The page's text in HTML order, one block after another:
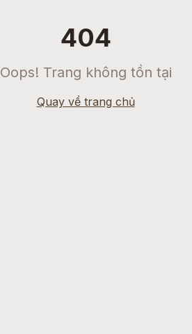
404
Oops! Trang không tồn tại
Quay về trang chủ